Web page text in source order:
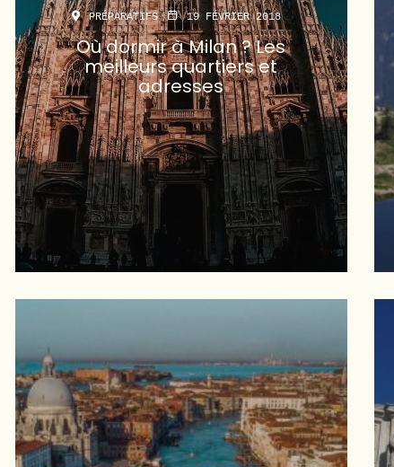
PRÉPARATIFS 19 FÉVRIER 2018
Où dormir à Milan ? Les
meilleurs quartiers et
adresses